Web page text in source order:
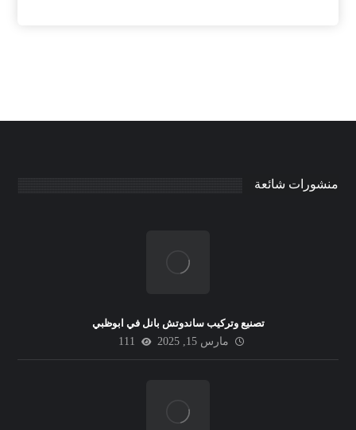
منشورات شائعة
تصنيع وتركيب ساندوتش بانل في ابوظبي
مارس 15, 2025
111